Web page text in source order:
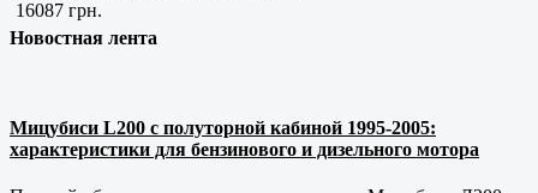
16087 грн.
Новостная лента
Мицубиси L200 с полуторной кабиной 1995-2005:
характеристики для бензинового и дизельного мотора